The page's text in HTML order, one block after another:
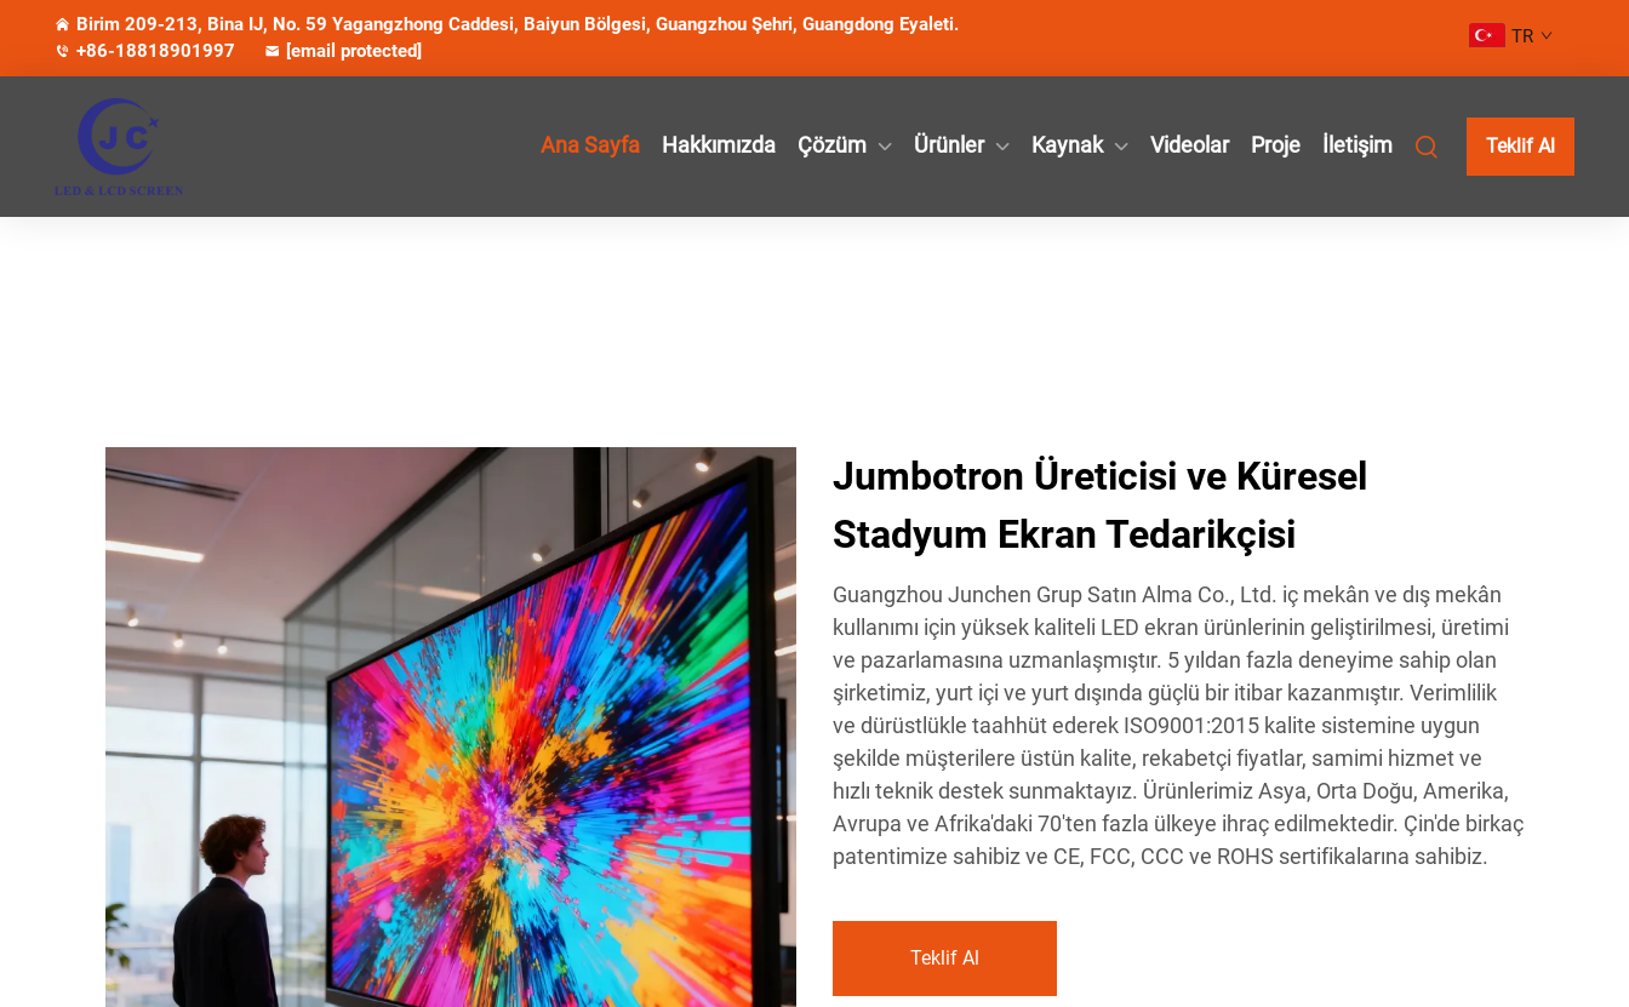
Birim 209-213, Bina IJ, No. 59 Yagangzhong Caddesi, Baiyun Bölgesi, Guangzhou Şehri, Guangdong Eyaleti.
+86-18818901997
[email protected]
TR
Ana Sayfa Hakkımızda Çözüm Ürünler Kaynak Videolar Proje İletişim Teklif Al
Jumbotron Üreticisi ve Küresel
Stadyum Ekran Tedarikçisi
Guangzhou Junchen Grup Satın Alma Co., Ltd. iç mekân ve dış mekân
kullanımı için yüksek kaliteli LED ekran ürünlerinin geliştirilmesi, üretimi
ve pazarlamasına uzmanlaşmıştır. 5 yıldan fazla deneyime sahip olan
şirketimiz, yurt içi ve yurt dışında güçlü bir itibar kazanmıştır. Verimlilik
ve dürüstlükle taahhüt ederek ISO9001:2015 kalite sistemine uygun
şekilde müşterilere üstün kalite, rekabetçi fiyatlar, samimi hizmet ve
hızlı teknik destek sunmaktayız. Ürünlerimiz Asya, Orta Doğu, Amerika,
Avrupa ve Afrika'daki 70'ten fazla ülkeye ihraç edilmektedir. Çin'de birkaç
patentimize sahibiz ve CE, FCC, CCC ve ROHS sertifikalarına sahibiz.
Teklif Al